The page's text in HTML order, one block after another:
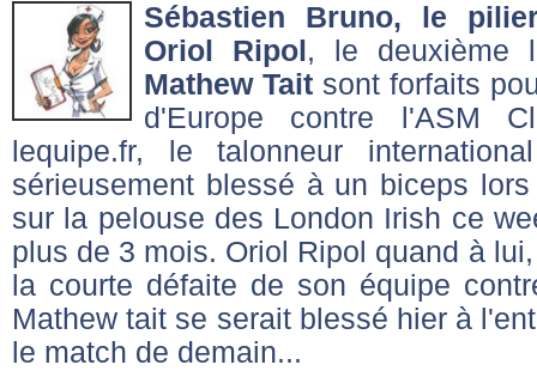
Sébastien Bruno, le
Oriol Ripol , le deuxième
Mathew Tait sont forfaits
d'Europe contre l'ASM
lequipe.fr, le talonneur
sérieusement blessé à un biceps
sur la pelouse des London Irish ce
plus de 3 mois. Oriol Ripol quand à
la courte défaite de son équipe
Mathew tait se serait blessé hier à
le match de demain...